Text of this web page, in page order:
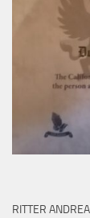
RITTER